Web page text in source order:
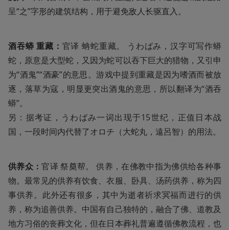
呈“之”字形的建筑结构，用于避免敌人长驱直入。
酒吞蟒 重藏： 官译 蚺蛇重藏。 うわばみ，汉字可写作蟒
蛇，原意是大型蛇，又因为蛇可以吞下巨大的猎物，又引申
为“酒鬼”“酒豪”的意思。游戏中提到重藏是因为嗜酒而被放
逐，落草为寇，明显更突出酒鬼的意思，所以翻译为“酒吞
蟒”。
另：据考证，うわばみ一词出现于15世纪，正值日本战
国，一段时间内代替了オロチ（大蛇丸，遠呂智）的用法。
供养众：官译 祭奠帮。 供养，在佛教中指为佛供给各种事
物。最常见的供养有饮食、衣服、卧具、汤药供养，称为四
事供养。此外还有很多，其中为逝者祈求冥福而进行的供
养，称为追善供养。中国有自己独特的，融合了佛、道教及
地方习俗的丧葬文化，但在日本葬礼普遍遵循佛教流程，也